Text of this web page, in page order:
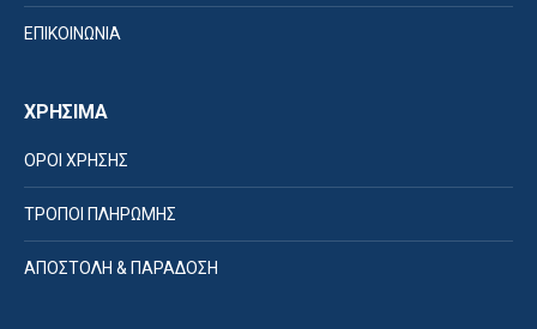
ΕΠΙΚΟΙΝΩΝΙΑ
ΧΡΗΣΙΜΑ
ΟΡΟΙ ΧΡΗΣΗΣ
ΤΡΟΠΟΙ ΠΛΗΡΩΜΗΣ
ΑΠΟΣΤΟΛΗ & ΠΑΡΑΔΟΣΗ